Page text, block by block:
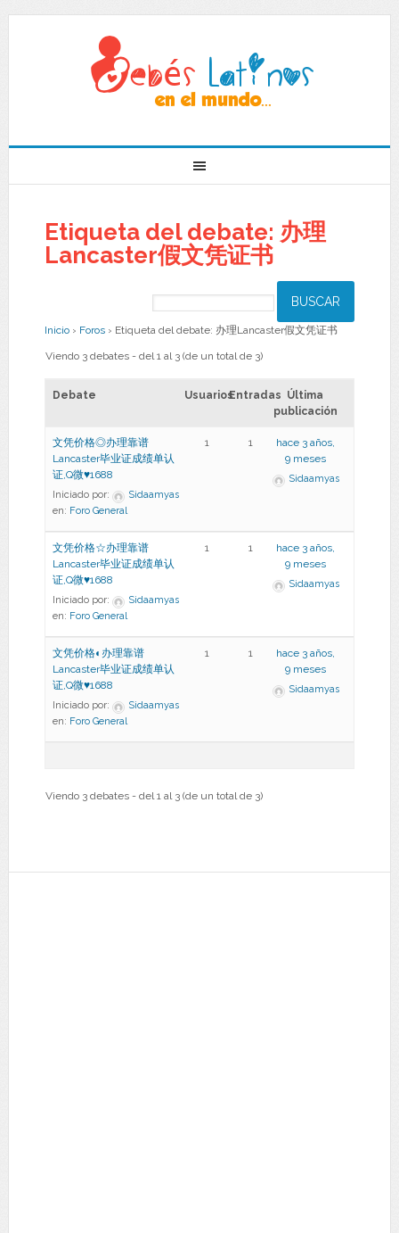
Etiqueta del debate: 办理
Lancaster假文凭证书
Inicio › Foros › Etiqueta del debate: 办理Lancaster假文凭证书
Viendo 3 debates - del 1 al 3 (de un total de 3)
Debate UsuariosEntradas Última
publicación
文凭价格◎办理靠谱
Lancaster毕业证成绩单认
证,Q微♥1688
Iniciado por:
Sidaamyas
en: Foro General
1 1
hace 3 años,
9 meses
Sidaamyas
文凭价格☆办理靠谱
Lancaster毕业证成绩单认
证,Q微♥1688
Iniciado por:
Sidaamyas
en: Foro General
1 1
hace 3 años,
9 meses
Sidaamyas
文凭价格◐办理靠谱
Lancaster毕业证成绩单认
证,Q微♥1688
Iniciado por:
Sidaamyas
en: Foro General
1 1
hace 3 años,
9 meses
Sidaamyas
Viendo 3 debates - del 1 al 3 (de un total de 3)